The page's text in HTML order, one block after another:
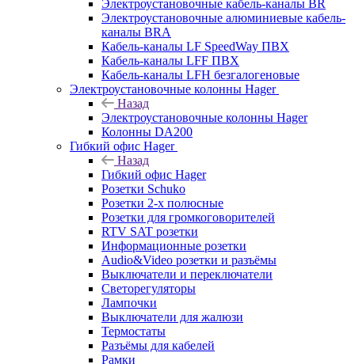
Электроустановочные кабель-каналы BR
Электроустановочные алюминиевые кабель-
каналы BRA
Кабель-каналы LF SpeedWay ПВХ
Кабель-каналы LFF ПВХ
Кабель-каналы LFH безгалогеновые
Электроустановочные колонны Hager
Назад
Электроустановочные колонны Hager
Колонны DA200
Гибкий офис Hager
Назад
Гибкий офис Hager
Розетки Schuko
Розетки 2-х полюсные
Розетки для громкоговорителей
RTV SAT розетки
Информационные розетки
Audio&Video розетки и разъёмы
Выключатели и переключатели
Светорегуляторы
Лампочки
Выключатели для жалюзи
Термостаты
Разъёмы для кабелей
Рамки